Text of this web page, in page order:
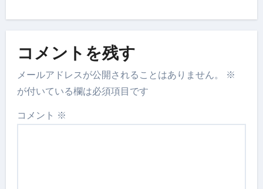
コメントを残す
メールアドレスが公開されることはありません。
※
が付いている欄は必須項目です
コメント ※